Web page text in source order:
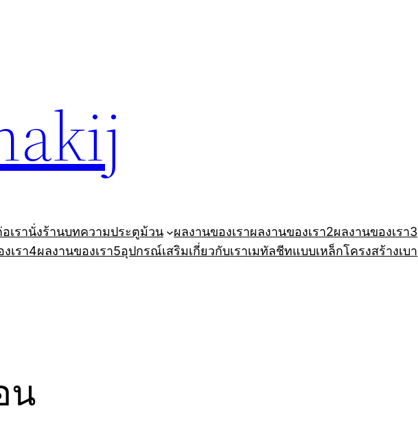
เรานั่งร้านบทความประตูม้วน ผลงานของเราผลงานของเรา2ผลงานของเรา3
เรา4ผลงานของเรา5อุปกรณ์เสริมเกี่ยวกับเราเมทัลชีทแบบเหล็กโครงสร้างเบา
น